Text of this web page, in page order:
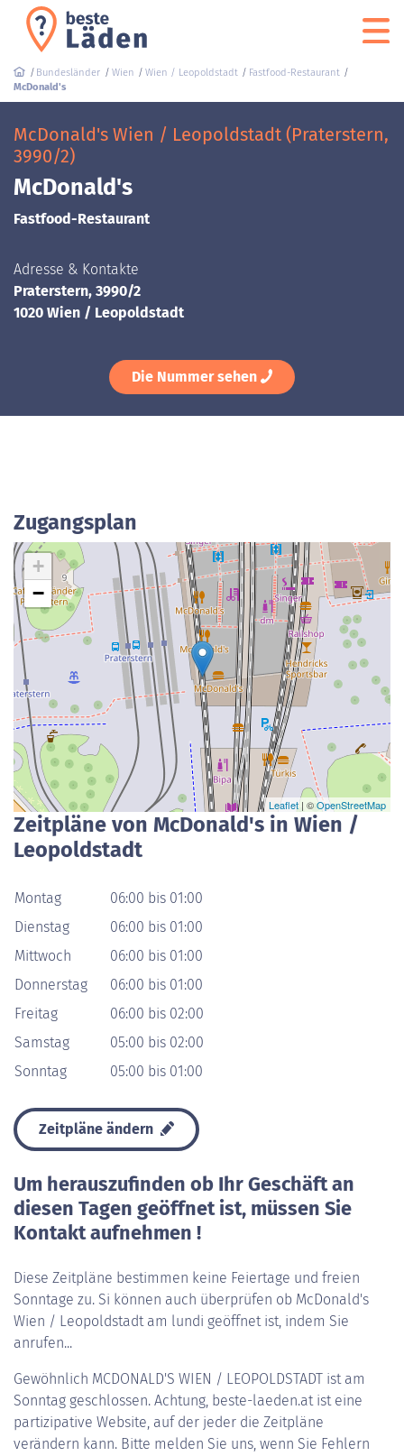
Bundesländer Wien Wien / Leopoldstadt
Fastfood-Restaurant
McDonald's
McDonald's Wien / Leopoldstadt (Praterstern,
3990/2)
McDonald's
Fastfood-Restaurant
Adresse & Kontakte
Praterstern, 3990/2
1020 Wien / Leopoldstadt
Die Nummer sehen
Zugangsplan
+
−
Leaflet| ©OpenStreetMap
Zeitpläne von McDonald's in Wien /
Leopoldstadt
Montag
06:00 bis 01:00
Dienstag
06:00 bis 01:00
Mittwoch
06:00 bis 01:00
Donnerstag
06:00 bis 01:00
Freitag
06:00 bis 02:00
Samstag
05:00 bis 02:00
Sonntag
05:00 bis 01:00
Zeitpläne ändern
Um herauszufinden ob Ihr Geschäft an
diesen Tagen geöffnet ist, müssen Sie
Kontakt aufnehmen !
Diese Zeitpläne bestimmen keine Feiertage und freien
Sonntage zu. Si können auch überprüfen ob McDonald's
Wien / Leopoldstadt am lundi geöffnet ist, indem Sie
anrufen...
Gewöhnlich MCDONALD'S WIEN / LEOPOLDSTADT ist am
Sonntag geschlossen. Achtung, beste-laeden.at ist eine
partizipative Website, auf der jeder die Zeitpläne
verändern kann. Bitte melden Sie uns, wenn Sie Fehlern